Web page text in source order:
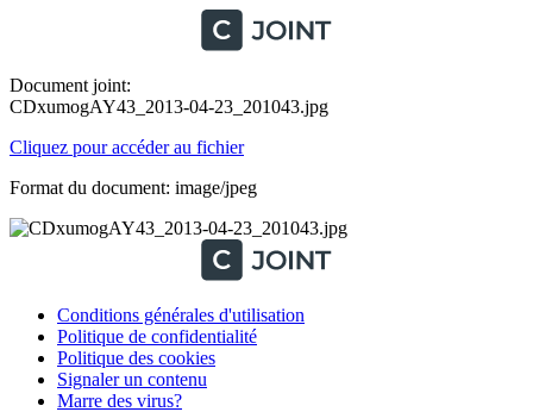
Document joint:
CDxumogAY43_2013-04-23_201043.jpg
Cliquez pour accéder au fichier
Format du document: image/jpeg
Conditions générales d'utilisation
Politique de confidentialité
Politique des cookies
Signaler un contenu
Marre des virus?